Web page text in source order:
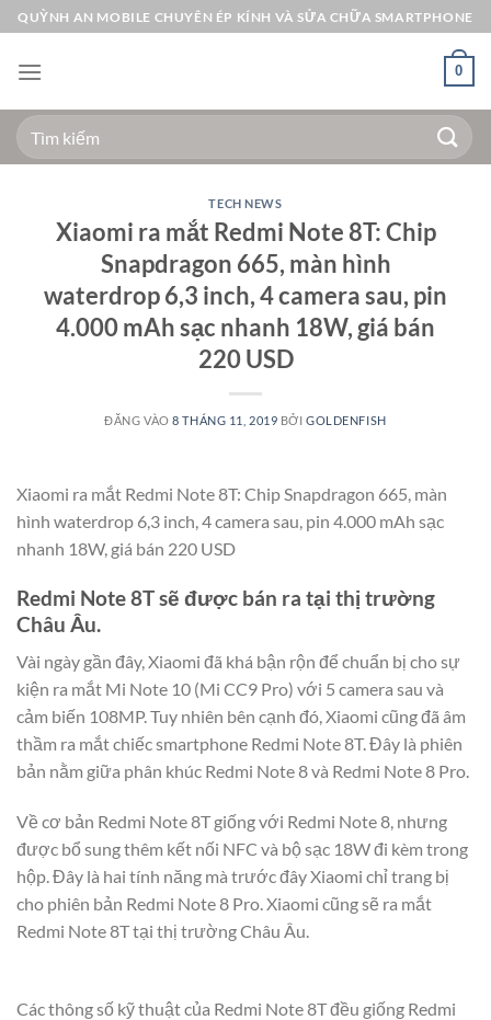
Bỏ
qua
nội
QUỲNH AN MOBILE CHUYÊN ÉP KÍNH VÀ SỬA CHỮA SMARTPHONE
0
Tìm
kiếm:
TECH NEWS
Xiaomi ra mắt Redmi Note 8T: Chip
Snapdragon 665, màn hình
waterdrop 6,3 inch, 4 camera sau, pin
4.000 mAh sạc nhanh 18W, giá bán
220 USD
ĐĂNG VÀO8 THÁNG 11, 2019 BỞIGOLDENFISH
Xiaomi ra mắt Redmi Note 8T: Chip Snapdragon 665, màn
hình waterdrop 6,3 inch, 4 camera sau, pin 4.000 mAh sạc
nhanh 18W, giá bán 220 USD
Redmi Note 8T sẽ được bán ra tại thị trường
Châu Âu.
Vài ngày gần đây, Xiaomi đã khá bận rộn để chuẩn bị cho sự
kiện ra mắt Mi Note 10 (Mi CC9 Pro) với 5 camera sau và
cảm biến 108MP. Tuy nhiên bên cạnh đó, Xiaomi cũng đã âm
thầm ra mắt chiếc smartphone Redmi Note 8T. Đây là phiên
bản nằm giữa phân khúc Redmi Note 8 và Redmi Note 8 Pro.
Về cơ bản Redmi Note 8T giống với Redmi Note 8, nhưng
được bổ sung thêm kết nối NFC và bộ sạc 18W đi kèm trong
hộp. Đây là hai tính năng mà trước đây Xiaomi chỉ trang bị
cho phiên bản Redmi Note 8 Pro. Xiaomi cũng sẽ ra mắt
Redmi Note 8T tại thị trường Châu Âu.
Các thông số kỹ thuật của Redmi Note 8T đều giống Redmi